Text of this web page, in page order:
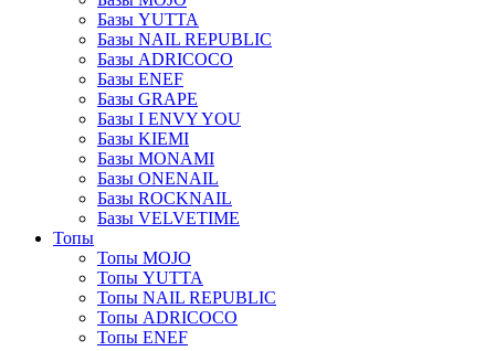
Базы YUTTA
Базы NAIL REPUBLIC
Базы ADRICOCO
Базы ENEF
Базы GRAPE
Базы I ENVY YOU
Базы KIEMI
Базы MONAMI
Базы ONENAIL
Базы ROCKNAIL
Базы VELVETIME
Топы
Топы MOJO
Топы YUTTA
Топы NAIL REPUBLIC
Топы ADRICOCO
Топы ENEF